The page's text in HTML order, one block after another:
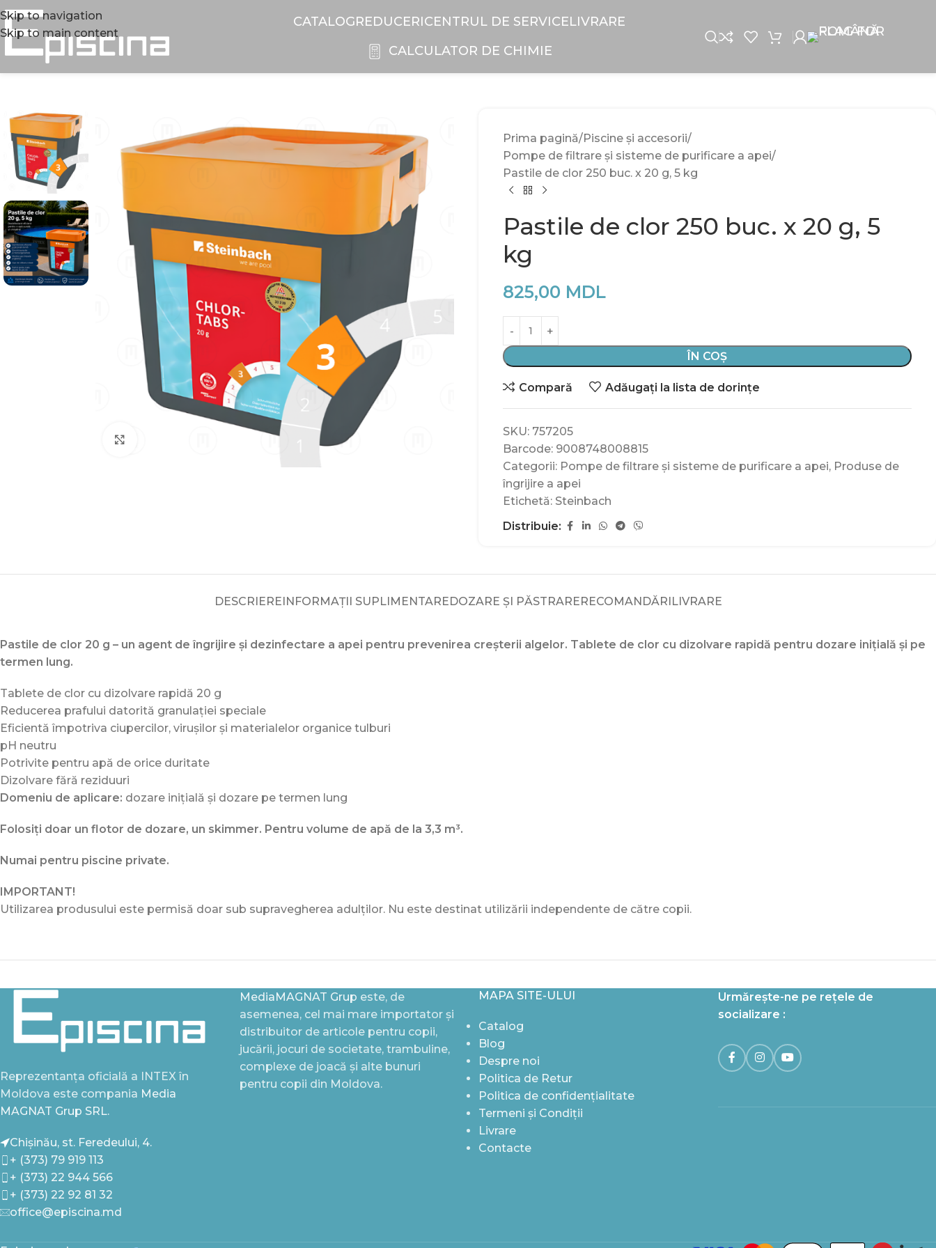
Skip to navigation
Skip to main content
CATALOGREDUCERICENTRUL DE SERVICELIVRARE
CALCULATOR DE CHIMIE
Prima pagină Piscine și accesorii
Pompe de filtrare și sisteme de purificare a apei
Pastile de clor 250 buc. x 20 g, 5 kg
Pastile de clor 250 buc. x 20 g, 5
kg
825,00 MDL
ÎN COȘ
Compară Adăugați la lista de dorințe
SKU: 757205
Barcode: 9008748008815
Categorii: Pompe de filtrare și sisteme de purificare a apei, Produse de
îngrijire a apei
Etichetă: Steinbach
Distribuie:
DESCRIEREINFORMAȚII SUPLIMENTAREDOZARE ȘI PĂSTRARERECOMANDĂRILIVRARE
Pastile de clor 20 g – un agent de îngrijire și dezinfectare a apei pentru prevenirea creșterii algelor. Tablete de clor cu dizolvare rapidă pentru dozare inițială și pe
termen lung.
Tablete de clor cu dizolvare rapidă 20 g
Reducerea prafului datorită granulației speciale
Eficientă împotriva ciupercilor, virușilor și materialelor organice tulburi
pH neutru
Potrivite pentru apă de orice duritate
Dizolvare fără reziduuri
Domeniu de aplicare: dozare inițială și dozare pe termen lung
Folosiți doar un flotor de dozare, un skimmer. Pentru volume de apă de la 3,3 m³.
Numai pentru piscine private.
IMPORTANT!
Utilizarea produsului este permisă doar sub supravegherea adulților. Nu este destinat utilizării independente de către copii.
Reprezentanța oficială a INTEX în
Moldova este compania Media
MAGNAT Grup SRL.
Chișinău, st. Feredeului, 4.
+ (373) 79 919 113
+ (373) 22 944 566
+ (373) 22 92 81 32
office@episcina.md
MediaMAGNAT Grup este, de
asemenea, cel mai mare importator și
distribuitor de articole pentru copii,
jucării, jocuri de societate, trambuline,
complexe de joacă și alte bunuri
pentru copii din Moldova.
MAPA SITE-ULUI
Catalog
Blog
Despre noi
Politica de Retur
Politica de confidențialitate
Termeni și Condiții
Livrare
Contacte
Urmărește-ne pe rețele de
socializare :